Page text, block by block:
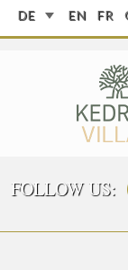
DE EN FR
FOLLOW US: